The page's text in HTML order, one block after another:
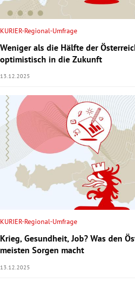
KURIER-Regional-Umfrage
Weniger als die Hälfte der
optimistisch in die Zukunft
13.12.2025
KURIER-Regional-Umfrage
Krieg, Gesundheit, Job? Was den
meisten Sorgen macht
13.12.2025